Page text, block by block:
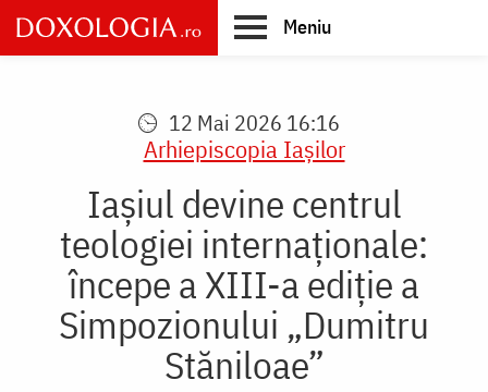
Skip
to
main
Meniu
12 Mai 2026 16:16
Arhiepiscopia Iaşilor
Iașiul devine centrul
teologiei internaționale:
începe a XIII-a ediție a
Simpozionului „Dumitru
Stăniloae”